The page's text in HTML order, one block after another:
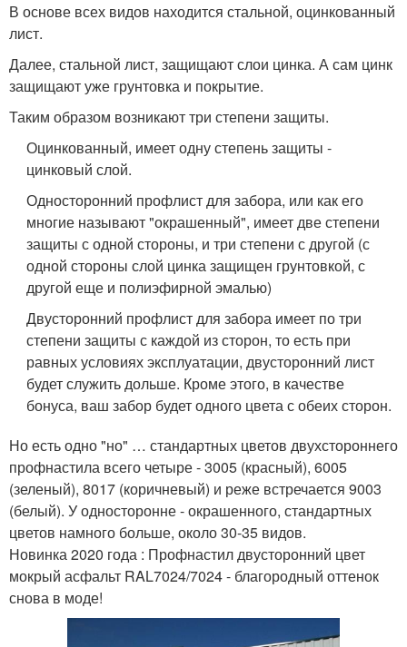
В основе всех видов находится стальной, оцинкованный
лист.
Далее, стальной лист, защищают слои цинка. А сам цинк
защищают уже грунтовка и покрытие.
Таким образом возникают три степени защиты.
Оцинкованный, имеет одну степень защиты -
цинковый слой.
Односторонний профлист для забора, или как его
многие называют "окрашенный", имеет две степени
защиты с одной стороны, и три степени с другой (с
одной стороны слой цинка защищен грунтовкой, с
другой еще и полиэфирной эмалью)
Двусторонний профлист для забора имеет по три
степени защиты с каждой из сторон, то есть при
равных условиях эксплуатации, двусторонний лист
будет служить дольше. Кроме этого, в качестве
бонуса, ваш забор будет одного цвета с обеих сторон.
Но есть одно "но" … стандартных цветов двухстороннего
профнастила всего четыре - 3005 (красный), 6005
(зеленый), 8017 (коричневый) и реже встречается 9003
(белый). У односторонне - окрашенного, стандартных
цветов намного больше, около 30-35 видов.
Новинка 2020 года : Профнастил двусторонний цвет
мокрый асфальт RAL7024/7024 - благородный оттенок
снова в моде!